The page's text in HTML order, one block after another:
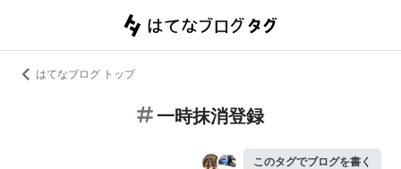
はてなブログ トップ
一時抹消登録
このタグでブログを書く